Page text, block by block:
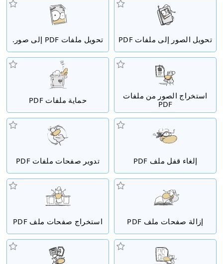
تحويل الصور إلى ملفات PDF تحويل ملفات PDF إلى صور.
استخراج الصور من ملفات
PDF
حماية ملفات PDF
إلغاء قفل ملف PDF تدوير صفحات ملفات PDF
إزالة صفحات ملف PDF استخراج صفحات ملف PDF